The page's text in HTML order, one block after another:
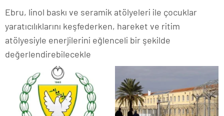
Ebru, linol baskı ve seramik atölyeleri ile çocuklar
yaratıcılıklarını keşfederken, hareket ve ritim
atölyesiyle enerjilerini eğlenceli bir şekilde
değerlendirebilecekle